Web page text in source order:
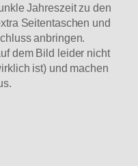
Jahreszeit zu den
Seitentaschen und
anbringen.
dem Bild leider nicht
ist) und machen